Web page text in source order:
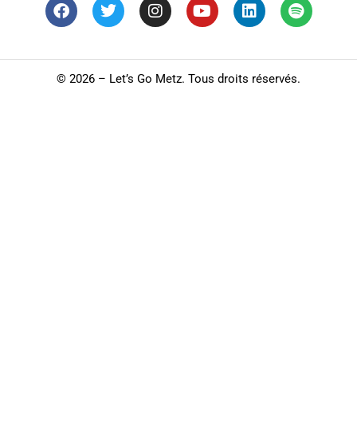
© 2026 – Let’s Go Metz. Tous droits réservés.